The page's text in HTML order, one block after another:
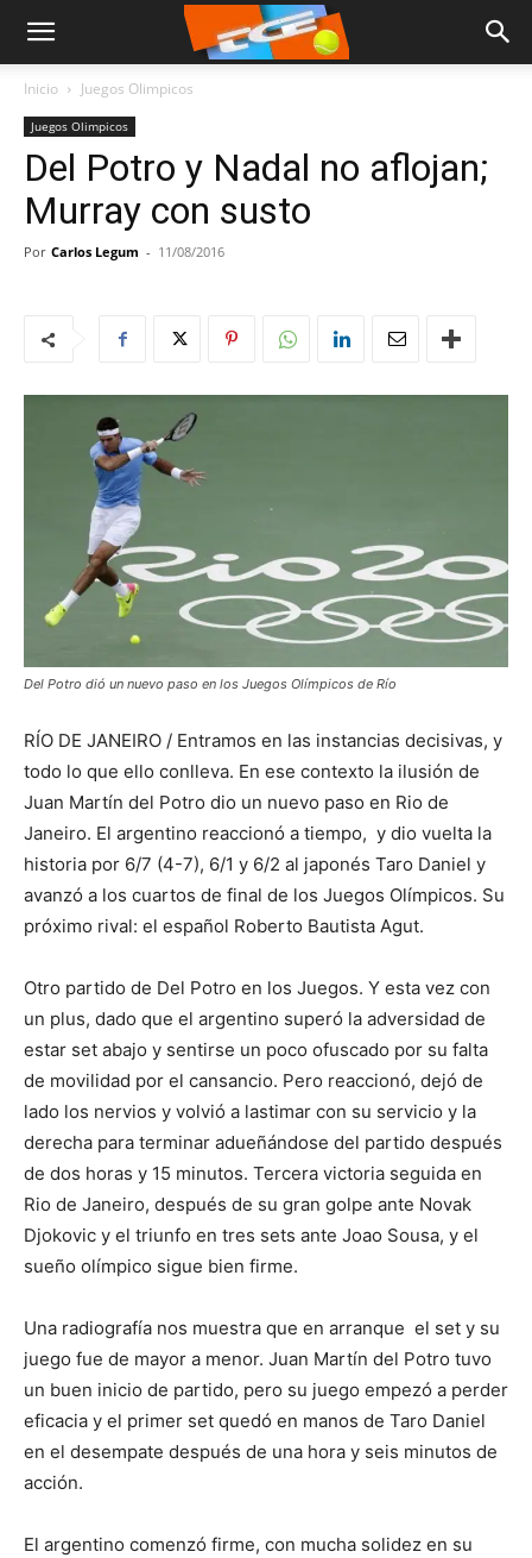
Inicio Juegos Olimpicos
Juegos Olimpicos
Del Potro y Nadal no aflojan;
Murray con susto
Por Carlos Legum - 11/08/2016
Del Potro dió un nuevo paso en los Juegos Olímpicos de Río
RÍO DE JANEIRO / Entramos en las instancias decisivas, y
todo lo que ello conlleva. En ese contexto la ilusión de
Juan Martín del Potro dio un nuevo paso en Rio de
Janeiro. El argentino reaccionó a tiempo, y dio vuelta la
historia por 6/7 (4-7), 6/1 y 6/2 al japonés Taro Daniel y
avanzó a los cuartos de final de los Juegos Olímpicos. Su
próximo rival: el español Roberto Bautista Agut.
Otro partido de Del Potro en los Juegos. Y esta vez con
un plus, dado que el argentino superó la adversidad de
estar set abajo y sentirse un poco ofuscado por su falta
de movilidad por el cansancio. Pero reaccionó, dejó de
lado los nervios y volvió a lastimar con su servicio y la
derecha para terminar adueñándose del partido después
de dos horas y 15 minutos. Tercera victoria seguida en
Rio de Janeiro, después de su gran golpe ante Novak
Djokovic y el triunfo en tres sets ante Joao Sousa, y el
sueño olímpico sigue bien firme.
Una radiografía nos muestra que en arranque el set y su
juego fue de mayor a menor. Juan Martín del Potro tuvo
un buen inicio de partido, pero su juego empezó a perder
eficacia y el primer set quedó en manos de Taro Daniel
en el desempate después de una hora y seis minutos de
acción.
El argentino comenzó firme, con mucha solidez en su